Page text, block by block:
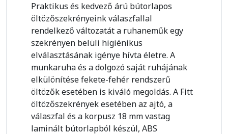
Praktikus és kedvező árú bútorlapos
öltözőszekrényeink válaszfallal
rendelkező változatát a ruhaneműk egy
szekrényen belüli higiénikus
elválasztásának igénye hívta életre. A
munkaruha és a dolgozó saját ruhájának
elkülönítése fekete-fehér rendszerű
öltözők esetében is kiváló megoldás. A Fitt
öltözőszekrények esetében az ajtó, a
válaszfal és a korpusz 18 mm vastag
laminált bútorlapból készül, ABS